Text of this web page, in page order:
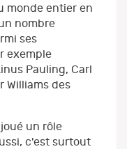
monde entier en
nombre
ses
exemple
Pauling, Carl
Williams des
un rôle
c'est surtout